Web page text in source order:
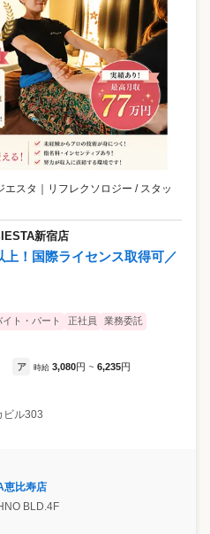
エスタ ｜ リフレクソロジー / スタッ
新宿店
！国際ライセンス取得可／
イト・パート 正社員
業務委託
ア 時給 3,080円 ~ 6,235円
ビル303
恵比寿店
BLD.4F